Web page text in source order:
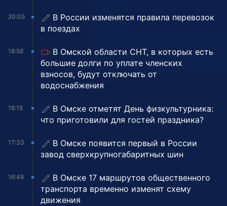
20:05
В России изменятся правила перевозок
в поездах
18:56
В Омской области СНТ, в которых есть
большие долги по уплате членских
взносов, будут отключать от
водоснабжения
18:18
В Омске отметят День физкультурника:
что приготовили для гостей праздника?
17:33
В Омске появится первый в России
завод сверхкрупногабаритных шин
16:48
В Омске 17 маршрутов общественного
транспорта временно изменят схему
движения